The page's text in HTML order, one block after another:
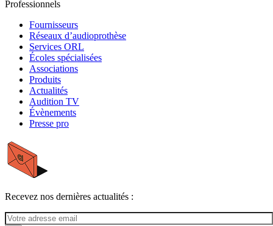
Professionnels
Fournisseurs
Réseaux d’audioprothèse
Services ORL
Écoles spécialisées
Associations
Produits
Actualités
Audition TV
Évènements
Presse pro
Recevez nos dernières actualités :